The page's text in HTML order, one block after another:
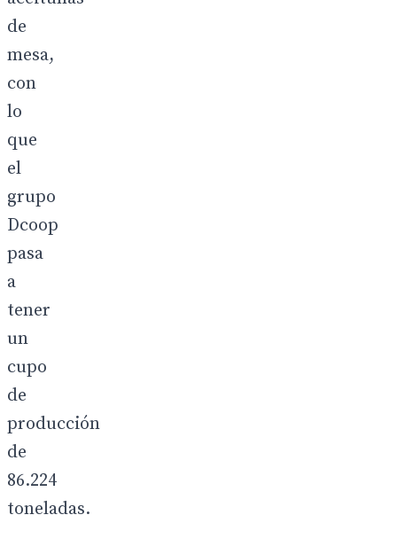
de
mesa,
con
lo
que
el
grupo
Dcoop
pasa
a
tener
un
cupo
de
producción
de
86.224
toneladas.